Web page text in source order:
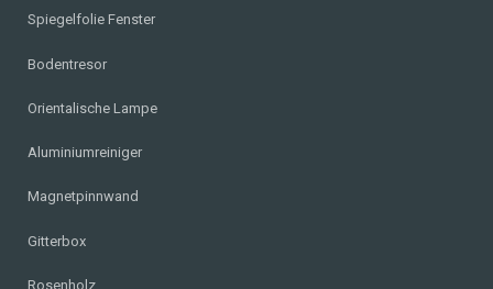
Spiegelfolie Fenster
Bodentresor
Orientalische Lampe
Aluminiumreiniger
Magnetpinnwand
Gitterbox
Rosenholz